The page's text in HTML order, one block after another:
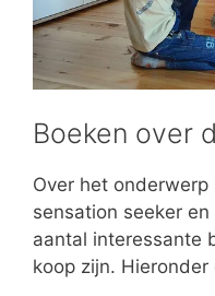
Boeken over
Over het
sensation seeker
aantal interessante
koop zijn. Hieronder